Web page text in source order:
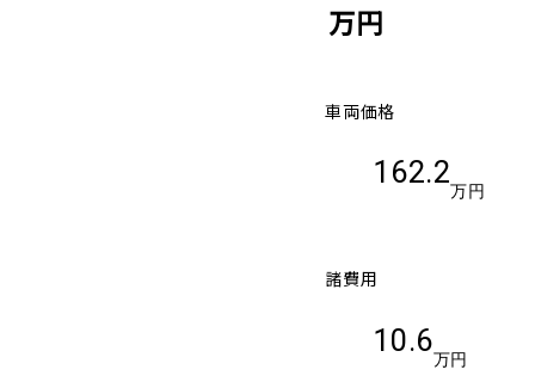
万円
車両価格
162.2
万円
諸費用
10.6
万円